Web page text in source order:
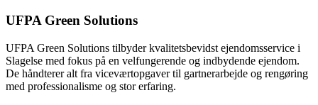
UFPA Green Solutions
UFPA Green Solutions tilbyder kvalitetsbevidst ejendomsservice i
Slagelse med fokus på en velfungerende og indbydende ejendom.
De håndterer alt fra viceværtopgaver til gartnerarbejde og rengøring
med professionalisme og stor erfaring.